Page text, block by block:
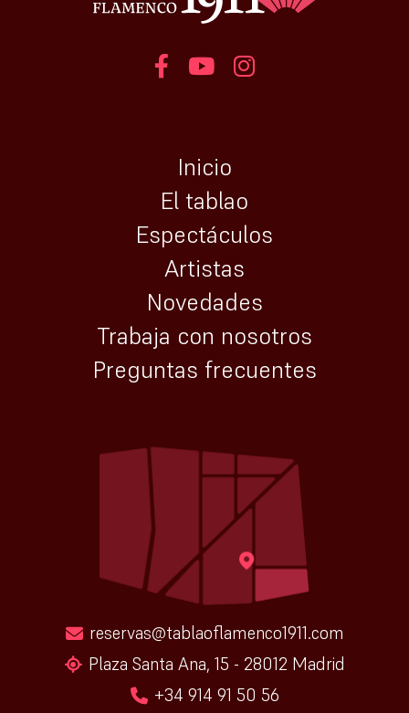
Inicio
El tablao
Espectáculos
Artistas
Novedades
Trabaja con nosotros
Preguntas frecuentes
reservas@tablaoflamenco1911.com
Plaza Santa Ana, 15 - 28012 Madrid
+34 914 91 50 56